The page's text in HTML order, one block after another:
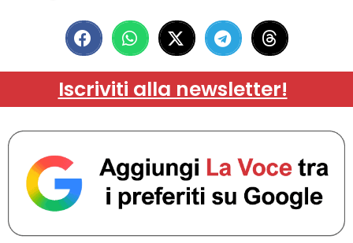
Iscriviti alla newsletter!